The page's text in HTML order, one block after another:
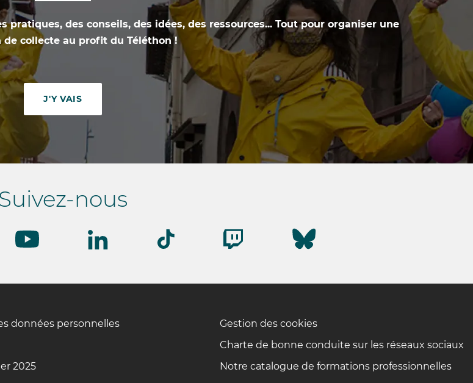
pratiques, des conseils, des idées, des ressources... Tout pour organiser une
collecte au profit du Téléthon !
J'Y VAIS
Suivez-nous
données personnelles
2025
Gestion des cookies
Charte de bonne conduite sur les réseaux sociaux
Notre catalogue de formations professionnelles